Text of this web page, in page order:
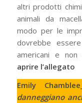
altri prodotti
animali da
modo per le
dovrebbe
americani e non
aprire l’allegato
Emily
danneggiano